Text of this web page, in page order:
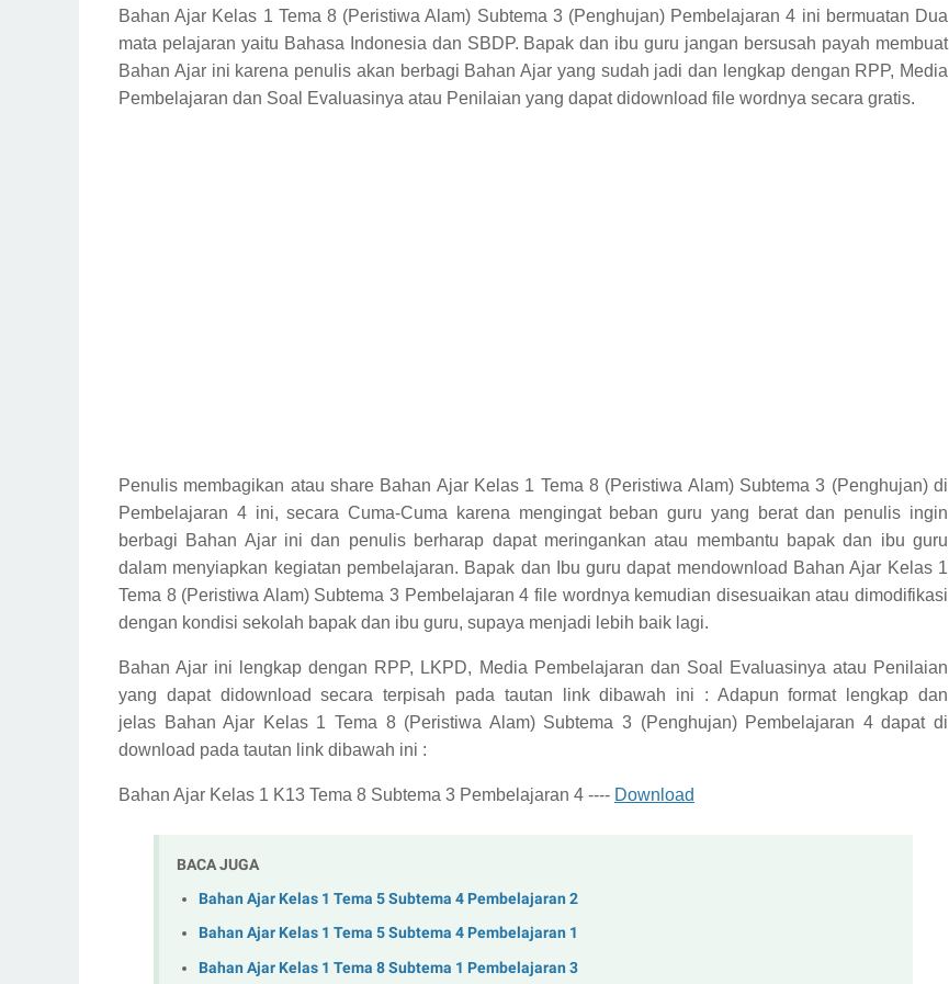
Bahan Ajar Kelas 1 Tema 8 (Peristiwa Alam) Subtema 3 (Penghujan) Pembelajaran 4 ini bermuatan Dua
mata pelajaran yaitu Bahasa Indonesia dan SBDP. Bapak dan ibu guru jangan bersusah payah membuat
Bahan Ajar ini karena penulis akan berbagi Bahan Ajar yang sudah jadi dan lengkap dengan RPP, Media
Pembelajaran dan Soal Evaluasinya atau Penilaian yang dapat didownload file wordnya secara gratis.
Penulis membagikan atau share Bahan Ajar Kelas 1 Tema 8 (Peristiwa Alam) Subtema 3 (Penghujan) di
Pembelajaran 4 ini, secara Cuma-Cuma karena mengingat beban guru yang berat dan penulis ingin
berbagi Bahan Ajar ini dan penulis berharap dapat meringankan atau membantu bapak dan ibu guru
dalam menyiapkan kegiatan pembelajaran. Bapak dan Ibu guru dapat mendownload Bahan Ajar Kelas 1
Tema 8 (Peristiwa Alam) Subtema 3 Pembelajaran 4 file wordnya kemudian disesuaikan atau dimodifikasi
dengan kondisi sekolah bapak dan ibu guru, supaya menjadi lebih baik lagi.
Bahan Ajar ini lengkap dengan RPP, LKPD, Media Pembelajaran dan Soal Evaluasinya atau Penilaian
yang dapat didownload secara terpisah pada tautan link dibawah ini : Adapun format lengkap dan
jelas Bahan Ajar Kelas 1 Tema 8 (Peristiwa Alam) Subtema 3 (Penghujan) Pembelajaran 4dapat di
download pada tautan link dibawah ini :
Bahan Ajar Kelas 1 K13 Tema 8 Subtema 3 Pembelajaran 4 ---- Download
BACA JUGA
Bahan Ajar Kelas 1 Tema 5 Subtema 4 Pembelajaran 2
Bahan Ajar Kelas 1 Tema 5 Subtema 4 Pembelajaran 1
Bahan Ajar Kelas 1 Tema 8 Subtema 1 Pembelajaran 3